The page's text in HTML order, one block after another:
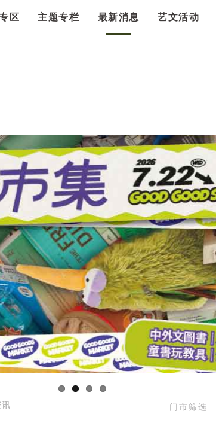
区 主题专栏 最新消息 艺文活动
门市筛选